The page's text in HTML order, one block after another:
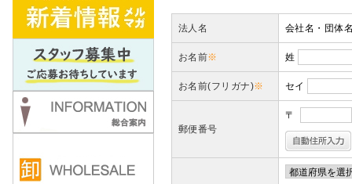
法人名 会社名・団体
お名前※ 姓
お名前(フリガナ)※ セイ
郵便番号
〒